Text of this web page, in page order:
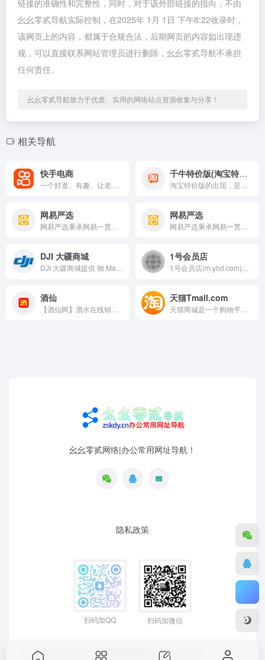
链接的准确性和完整性，同时，对于该外部链接的指向，不由
幺幺零贰导航实际控制，在2025年 1月 1日 下午8:22收录时，
该网页上的内容，都属于合规合法，后期网页的内容如出现违
规，可以直接联系网站管理员进行删除，幺幺零贰导航不承担
任何责任。
幺幺零贰导航致力于优质、实用的网络站点资源收集与分享！
相关导航
快手电商 千牛特价版(淘宝特价版)
网易严选 网易严选
DJI 大疆商城 1号会员店
酒仙 天猫Tmall.com
幺幺零贰网络|办公常用网址导航！
隐私政策
扫码加QQ 扫码加微信
Copyright © 2026 幺幺零贰导航 粤ICP备19129477号-1